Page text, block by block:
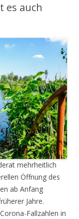
es auch
mehrheitlich
Öffnung des
ab Anfang
Jahre.
Fallzahlen in